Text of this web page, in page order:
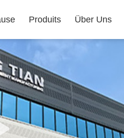
Produits Über Uns